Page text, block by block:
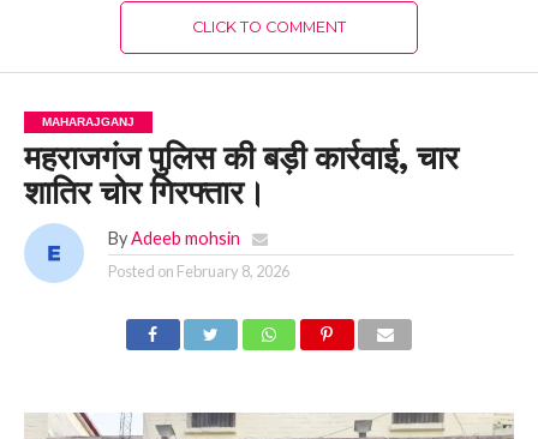
CLICK TO COMMENT
MAHARAJGANJ
महराजगंज पुलिस की बड़ी कार्रवाई, चार
शातिर चोर गिरफ्तार।
By Adeeb mohsin
Posted on February 8, 2026